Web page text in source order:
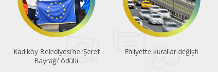
Kadıköy Belediyesi’ne ‘Şeref
Bayrağı’ ödülü
Ehliyette kurallar değişti